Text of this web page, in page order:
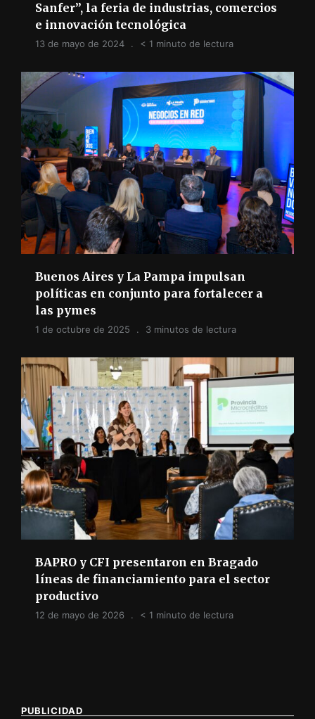
Sanfer”, la feria de industrias, comercios
e innovación tecnológica
13 de mayo de 2024 < 1 minuto de lectura
Buenos Aires y La Pampa impulsan
políticas en conjunto para fortalecer a
las pymes
1 de octubre de 2025 3 minutos de lectura
BAPRO y CFI presentaron en Bragado
líneas de financiamiento para el sector
productivo
12 de mayo de 2026 < 1 minuto de lectura
PUBLICIDAD